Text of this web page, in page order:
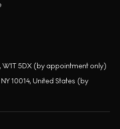
W1T 5DX (by appointment only)
10014, United States (by